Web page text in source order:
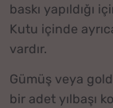
baskı yapıldığı
Kutu içinde
vardır.
Gümüş veya
bir adet yılbaşı